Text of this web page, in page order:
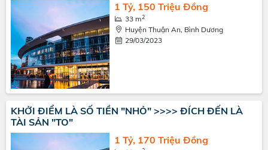
1 Tỷ, 150 Triệu Đồng
33 m2
Huyện Thuận An, Bình Dương
29/03/2023
KHỞI ĐIỂM LÀ SỐ TIỀN "NHỎ" >>>> ĐÍCH ĐẾN LÀ
TÀI SẢN "TO"
1 Tỷ, 170 Triệu Đồng